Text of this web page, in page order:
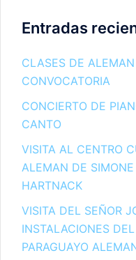
Entradas
CLASES DE
CONVOCATORIA
CONCIERTO DE
CANTO
VISITA AL CENTRO
ALEMAN DE
HARTNACK
VISITA DEL SEÑOR
INSTALACIONES
PARAGUAYO